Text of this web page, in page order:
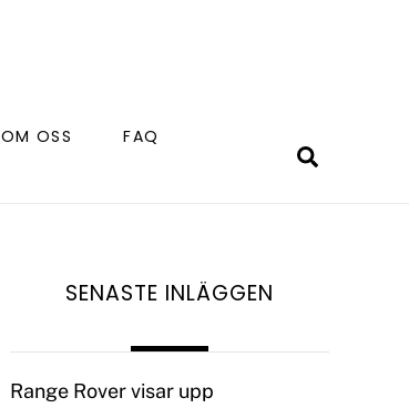
OM OSS
FAQ
SENASTE INLÄGGEN
Range Rover visar upp